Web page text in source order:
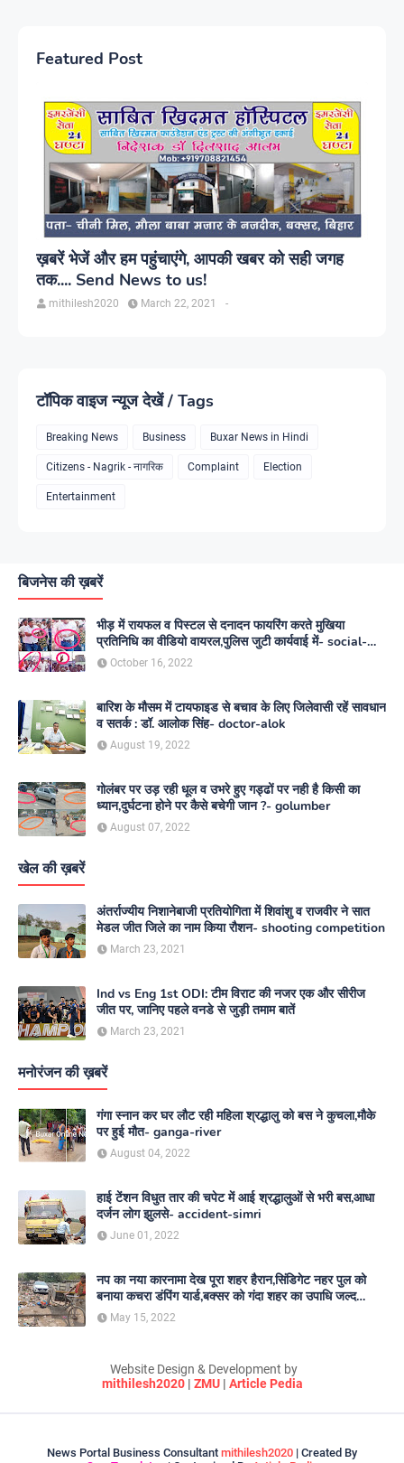
Featured Post
ख़बरें भेजें और हम पहुंचाएंगे, आपकी खबर को सही जगह
तक.... Send News to us!
mithilesh2020 -
March 22, 2021
टॉपिक वाइज न्यूज देखें / Tags
Breaking News Business Buxar News in Hindi
Citizens - Nagrik - नागरिक Complaint Election
Entertainment
बिजनेस की ख़बरें
भीड़ में रायफल व पिस्टल से दनादन फायरिंग करते मुखिया
प्रतिनिधि का वीडियो वायरल,पुलिस जुटी कार्यवाई में- social-
media
October 16, 2022
बारिश के मौसम में टायफाइड से बचाव के लिए जिलेवासी रहें सावधान
व सतर्क : डॉ. आलोक सिंह- doctor-alok
August 19, 2022
गोलंबर पर उड़ रही धूल व उभरे हुए गड्ढों पर नही है किसी का
ध्यान,दुर्घटना होने पर कैसे बचेगी जान ?- golumber
August 07, 2022
खेल की ख़बरें
अंतर्राज्यीय निशानेबाजी प्रतियोगिता में शिवांशु व राजवीर ने सात
मेडल जीत जिले का नाम किया रौशन- shooting competition
March 23, 2021
Ind vs Eng 1st ODI: टीम विराट की नजर एक और सीरीज
जीत पर, जानिए पहले वनडे से जुड़ी तमाम बातें
March 23, 2021
मनोरंजन की ख़बरें
गंगा स्नान कर घर लौट रही महिला श्रद्धालु को बस ने कुचला,मौके
पर हुई मौत- ganga-river
August 04, 2022
हाई टेंशन विधुत तार की चपेट में आई श्रद्धालुओं से भरी बस,आधा
दर्जन लोग झुलसे- accident-simri
June 01, 2022
नप का नया कारनामा देख पूरा शहर हैरान,सिंडिगेट नहर पुल को
बनाया कचरा डंपिंग यार्ड,बक्सर को गंदा शहर का उपाधि जल्द
दिलाएगा नगर परिषद- nagar-parishad
May 15, 2022
Website Design & Development by
mithilesh2020| ZMU| Article Pedia
News Portal Business Consultant mithilesh2020 | Created By